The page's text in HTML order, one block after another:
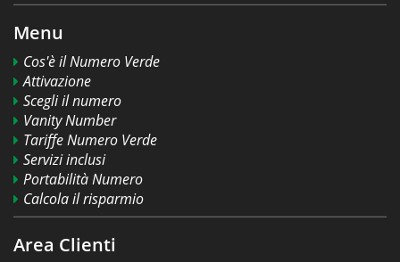
Menu
Cos'è il Numero Verde
Attivazione
Scegli il numero
Vanity Number
Tariffe Numero Verde
Servizi inclusi
Portabilità Numero
Calcola il risparmio
Area Clienti